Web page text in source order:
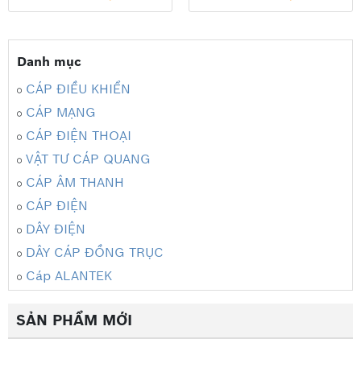
Danh mục
CÁP ĐIỀU KHIỂN
CÁP MẠNG
CÁP ĐIỆN THOẠI
VẬT TƯ CÁP QUANG
CÁP ÂM THANH
CÁP ĐIỆN
DÂY ĐIỆN
DÂY CÁP ĐỒNG TRỤC
Cáp ALANTEK
SẢN PHẨM MỚI